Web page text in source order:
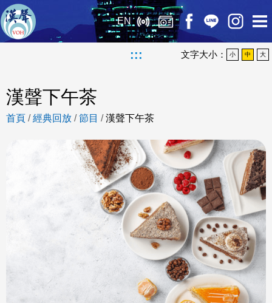
EN
::: 文字大小： 小 中 大
漢聲下午茶
首頁 /經典回放 /節目 /漢聲下午茶